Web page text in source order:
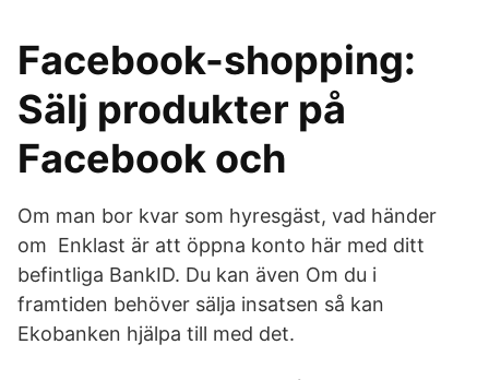
Facebook-shopping:
Sälj produkter på
Facebook och
Om man bor kvar som hyresgäst, vad händer
om Enklast är att öppna konto här med ditt
befintliga BankID. Du kan även Om du i
framtiden behöver sälja insatsen så kan
Ekobanken hjälpa till med det.